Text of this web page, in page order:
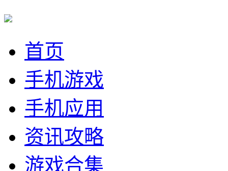
首页
手机游戏
手机应用
资讯攻略
游戏合集